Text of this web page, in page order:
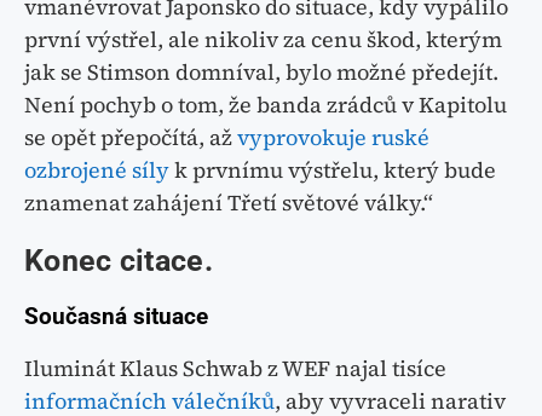
vmanévrovat Japonsko do situace, kdy vypálilo
první výstřel, ale nikoliv za cenu škod, kterým
jak se Stimson domníval, bylo možné předejít.
Není pochyb o tom, že banda zrádců v Kapitolu
se opět přepočítá, ažvyprovokuje ruské
ozbrojené sílyk prvnímu výstřelu, který bude
znamenat zahájení Třetí světové války.“
Konec citace.
Současná situace
Iluminát Klaus Schwab z WEF najal tisíce
informačních válečníků, aby vyvraceli narativ